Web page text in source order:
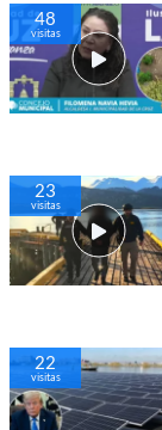
48
visitas
23
visitas
22
visitas